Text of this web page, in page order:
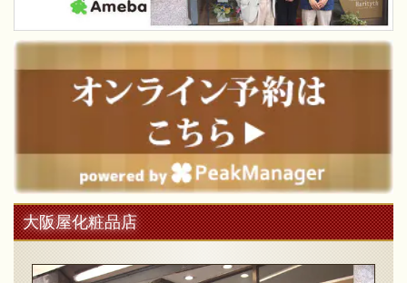
大阪屋化粧品店